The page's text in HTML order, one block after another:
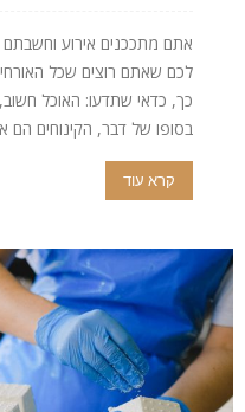
אתם מתככנים אירוע וחשבתם
לכם שאתם רוצים שכל
כך, כדאי שתדעו: האוכל
בסופו של דבר, הקינוחים הם
קרא עוד